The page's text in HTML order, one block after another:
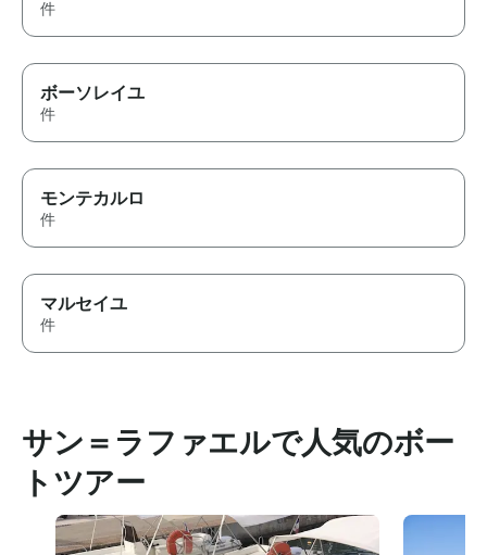
件
ボーソレイユ
件
モンテカルロ
件
マルセイユ
件
サン＝ラファエルで人気のボー
トツアー